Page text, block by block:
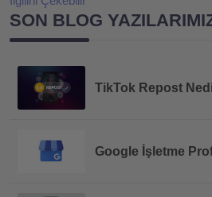
SON BLOG
TikTok Repost
Google İşletme